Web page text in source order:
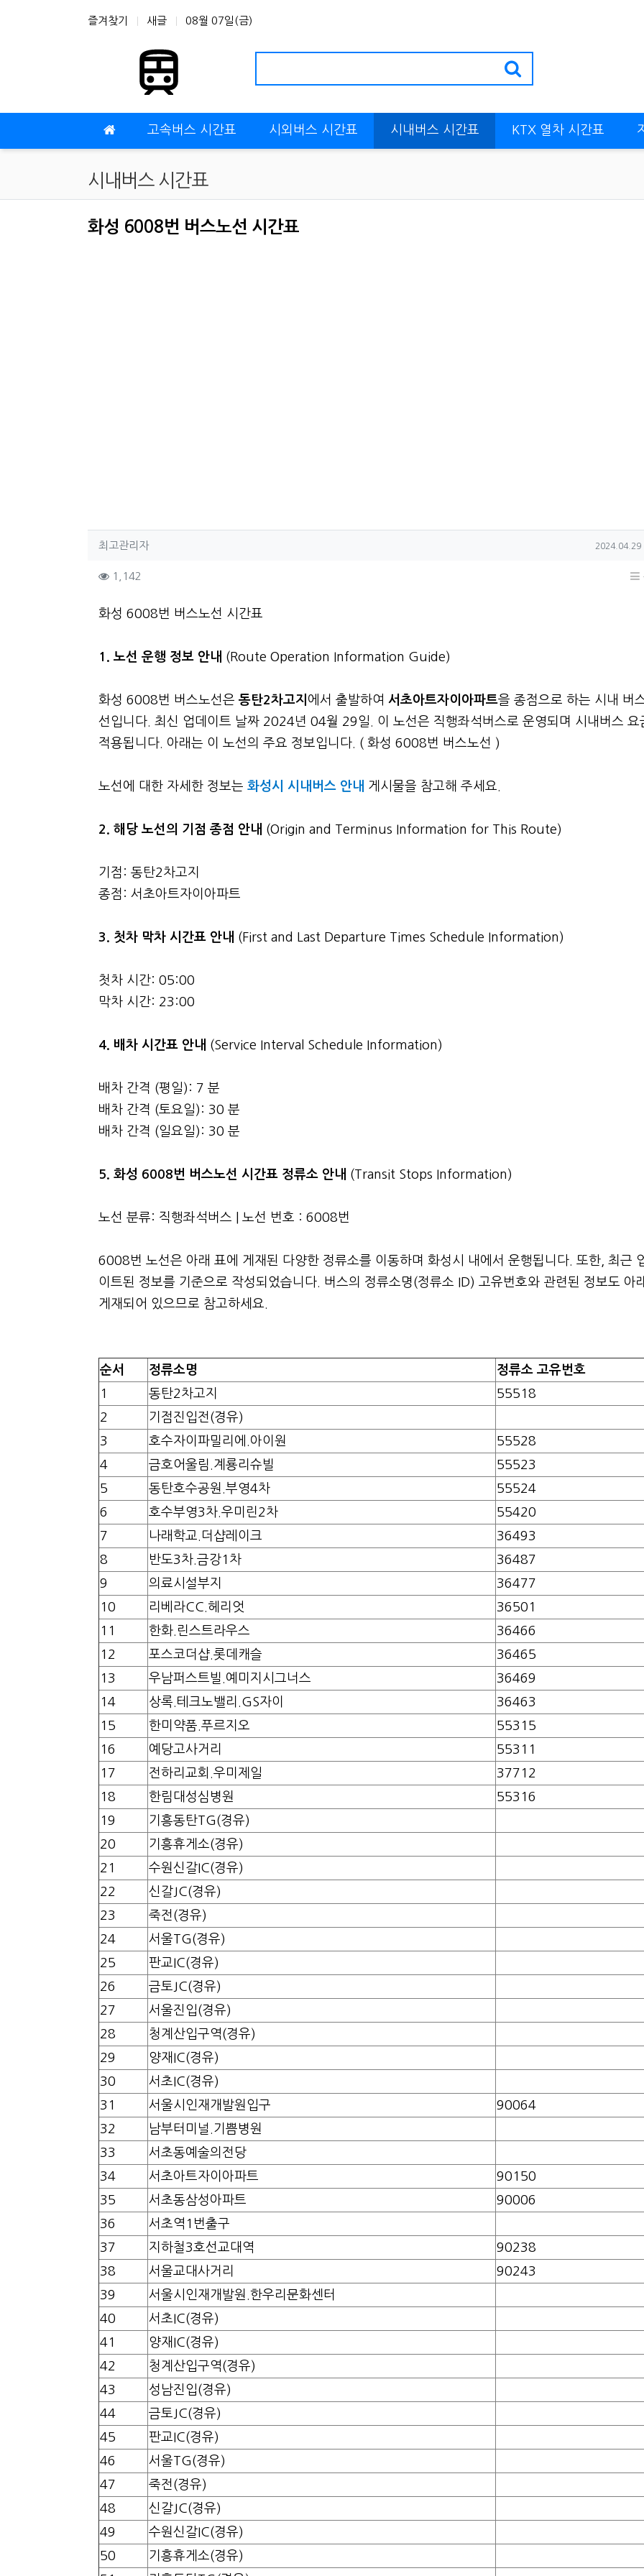
즐겨찾기 새글 08월 07일(금)
고속버스 시간표 시외버스 시간표 시내버스 시간표 KTX 열차 시간표
시내버스 시간표
화성 6008번 버스노선 시간표
작성자 정보
최고관리자작성 작성일
2024.04.29
컨텐츠 정보
1,142
본문
화성 6008번 버스노선 시간표
1. 노선 운행 정보 안내 (Route Operation Information Guide)
화성 6008번 버스노선은 동탄2차고지 에서 출발하여 서초아트자이아파트을 종점으로 하는 시내 버
선입니다. 최신 업데이트 날짜 2024년 04월 29일. 이 노선은 직행좌석버스로 운영되며 시내버스 요
적용됩니다. 아래는 이 노선의 주요 정보입니다. ( 화성 6008번 버스노선 )
노선에 대한 자세한 정보는 화성시 시내버스 안내 게시물을 참고해 주세요.
2. 해당 노선의 기점 종점 안내 (Origin and Terminus Information for This Route)
기점: 동탄2차고지
종점: 서초아트자이아파트
3. 첫차 막차 시간표 안내 (First and Last Departure Times Schedule Information)
첫차 시간: 05:00
막차 시간: 23:00
4. 배차 시간표 안내 (Service Interval Schedule Information)
배차 간격 (평일): 7 분
배차 간격 (토요일): 30 분
배차 간격 (일요일): 30 분
5. 화성 6008번 버스노선 시간표 정류소 안내 (Transit Stops Information)
노선 분류: 직행좌석버스 | 노선 번호 : 6008번
6008번 노선은 아래 표에 게재된 다양한 정류소를 이동하며 화성시 내에서 운행됩니다. 또한, 최근
이트된 정보를 기준으로 작성되었습니다. 버스의 정류소명(정류소 ID) 고유번호와 관련된 정보도 아
게재되어 있으므로 참고하세요.
순서 정류소명
정류소 고유번호
1
동탄2차고지
55518
2
기점진입전(경유)
3
호수자이파밀리에.아이원
55528
4
금호어울림.계룡리슈빌
55523
5
동탄호수공원.부영4차
55524
6
호수부영3차.우미린2차
55420
7
나래학교.더샵레이크
36493
8
반도3차.금강1차
36487
9
의료시설부지
36477
10
리베라CC.헤리엇
36501
11
한화.린스트라우스
36466
12
포스코더샵.롯데캐슬
36465
13
우남퍼스트빌.예미지시그너스
36469
14
상록.테크노밸리.GS자이
36463
15
한미약품.푸르지오
55315
16
예당고사거리
55311
17
전하리교회.우미제일
37712
18
한림대성심병원
55316
19
기흥동탄TG(경유)
20
기흥휴게소(경유)
21
수원신갈IC(경유)
22
신갈JC(경유)
23
죽전(경유)
24
서울TG(경유)
25
판교IC(경유)
26
금토JC(경유)
27
서울진입(경유)
28
청계산입구역(경유)
29
양재IC(경유)
30
서초IC(경유)
31
서울시인재개발원입구
90064
32
남부터미널.기쁨병원
33
서초동예술의전당
34
서초아트자이아파트
90150
35
서초동삼성아파트
90006
36
서초역1번출구
37
지하철3호선교대역
90238
38
서울교대사거리
90243
39
서울시인재개발원.한우리문화센터
40
서초IC(경유)
41
양재IC(경유)
42
청계산입구역(경유)
43
성남진입(경유)
44
금토JC(경유)
45
판교IC(경유)
46
서울TG(경유)
47
죽전(경유)
48
신갈JC(경유)
49
수원신갈IC(경유)
50
기흥휴게소(경유)